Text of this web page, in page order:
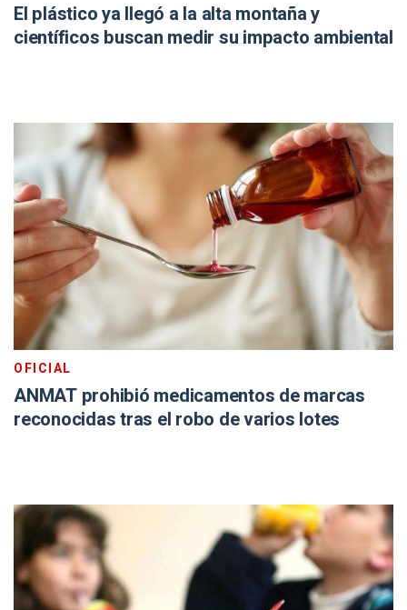
El plástico ya llegó a la alta montaña y
científicos buscan medir su impacto ambiental
OFICIAL
ANMAT prohibió medicamentos de marcas
reconocidas tras el robo de varios lotes